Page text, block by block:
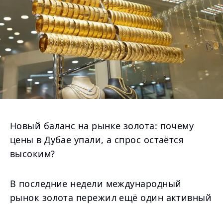
Новый баланс на рынке золота: почему
цены в Дубае упали, а спрос остаётся
высоким?
В последние недели международный
рынок золота пережил ещё один активный